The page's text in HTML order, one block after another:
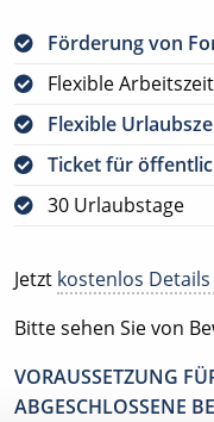
Förderung von
Flexible
Flexible
Ticket für
30 Urlaubstage
Jetzt kostenlos
Bitte sehen Sie von
VORAUSSETZUNG
ABGESCHLOSSENE